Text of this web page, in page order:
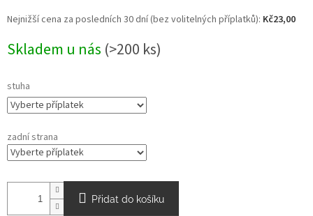
Měrná
cena:
Nejnižší cena za posledních 30 dní (bez volitelných příplatků): Kč23,00
Skladem u nás (>200 ks)
stuha
zadní strana
Přidat do košíku